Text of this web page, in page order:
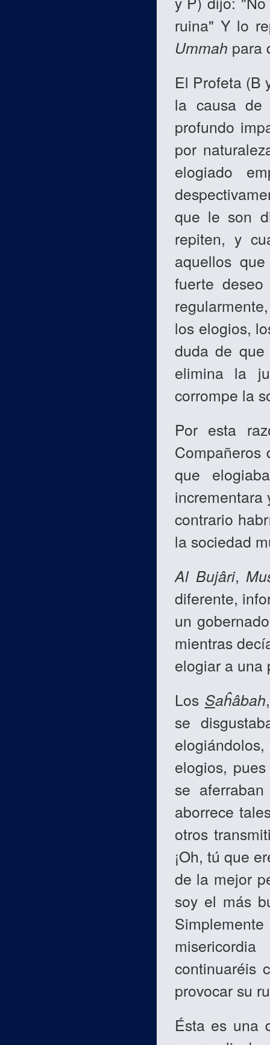
ruina" Y lo
Ummah para
El Profeta (B
la causa
profundo
por
elogiado
que le son
repiten, y
aquellos
fuerte
los elogios,
duda de
elimina la
corrompe la
Por esta
que
incrementara
contrario
la sociedad
Al Bujâri,
diferente,
un
mientras
elogiar a una
Los Saĥâbah
se
elogios,
se
aborrece
otros
¡Oh, tú que
de la mejor
soy el más
continuaréis
provocar su
Ésta es una